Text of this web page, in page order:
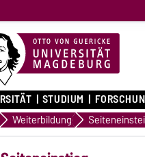
STUDIUM
Weiterbildung